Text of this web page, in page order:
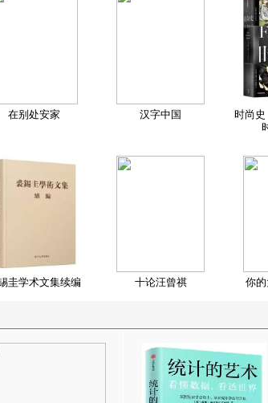
在别处安家 汉字中国
时尚
圭学术文集续编 十论汪曾祺 你